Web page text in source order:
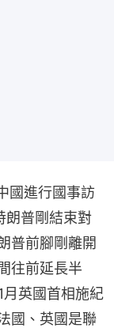
國進行國事訪
朗普剛結束對
普前腳剛離開
往前延長半
英國首相施紀
國、英國是聯